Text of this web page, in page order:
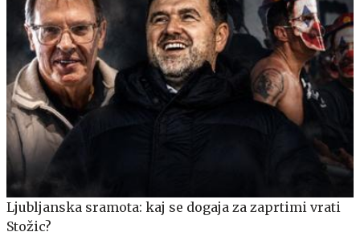
Ljubljanska sramota: kaj se dogaja za zaprtimi vrati
Stožic?